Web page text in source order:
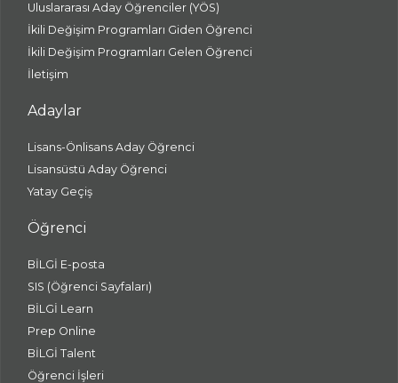
Uluslararası Aday Öğrenciler (YÖS)
İkili Değişim Programları Giden Öğrenci
İkili Değişim Programları Gelen Öğrenci
İletişim
Adaylar
Lisans-Önlisans Aday Öğrenci
Lisansüstü Aday Öğrenci
Yatay Geçiş
Öğrenci
BİLGİ E-posta
SIS (Öğrenci Sayfaları)
BİLGİ Learn
Prep Online
BİLGİ Talent
Öğrenci İşleri